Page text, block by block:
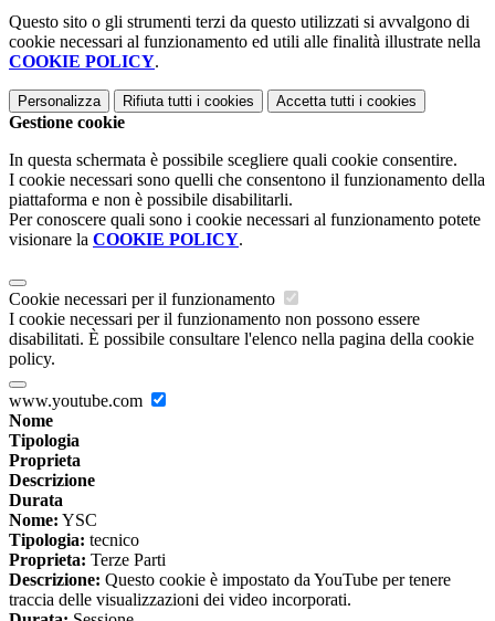
Questo sito o gli strumenti terzi da questo utilizzati si avvalgono di
cookie necessari al funzionamento ed utili alle finalità illustrate nella
COOKIE POLICY.
Personalizza Rifiuta tutti i cookies Accetta tutti i cookies
Gestione cookie
In questa schermata è possibile scegliere quali cookie consentire.
I cookie necessari sono quelli che consentono il funzionamento della
piattaforma e non è possibile disabilitarli.
Per conoscere quali sono i cookie necessari al funzionamento potete
visionare la COOKIE POLICY.
Cookie necessari per il funzionamento
I cookie necessari per il funzionamento non possono essere
disabilitati. È possibile consultare l'elenco nella pagina della cookie
policy.
www.youtube.com
Nome
Tipologia
Proprieta
Descrizione
Durata
Nome: YSC
Tipologia: tecnico
Proprieta: Terze Parti
Descrizione: Questo cookie è impostato da YouTube per tenere
traccia delle visualizzazioni dei video incorporati.